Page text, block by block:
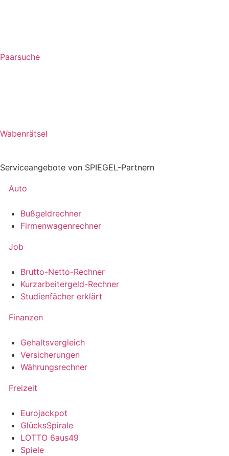
Paarsuche
Wabenrätsel
Serviceangebote von SPIEGEL-Partnern
Auto
Bußgeldrechner
Firmenwagenrechner
Job
Brutto-Netto-Rechner
Kurzarbeitergeld-Rechner
Studienfächer erklärt
Finanzen
Gehaltsvergleich
Versicherungen
Währungsrechner
Freizeit
Eurojackpot
GlücksSpirale
LOTTO 6aus49
Spiele